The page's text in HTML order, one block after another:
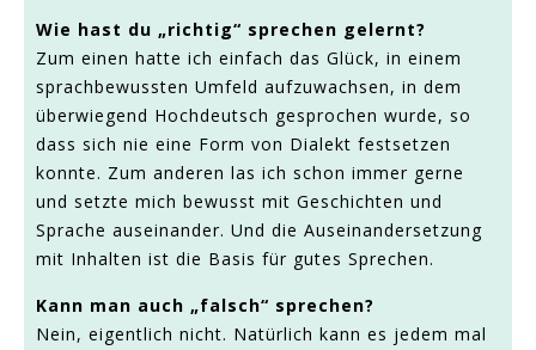
Wie hast du „richtig“ sprechen gelernt?
Zum einen hatte ich einfach das Glück, in einem
sprachbewussten Umfeld aufzuwachsen, in dem
überwiegend Hochdeutsch gesprochen wurde, so
dass sich nie eine Form von Dialekt festsetzen
konnte. Zum anderen las ich schon immer gerne
und setzte mich bewusst mit Geschichten und
Sprache auseinander. Und die Auseinandersetzung
mit Inhalten ist die Basis für gutes Sprechen.
Kann man auch „falsch“ sprechen?
Nein, eigentlich nicht. Natürlich kann es jedem mal